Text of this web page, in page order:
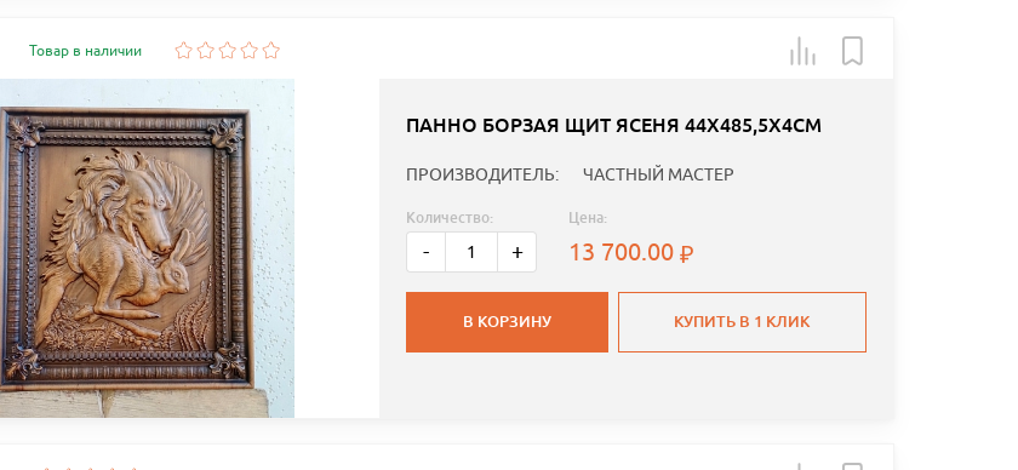
Товар в наличии
ПАННО БОРЗАЯ ЩИТ ЯСЕНЯ 44Х485,5Х4СМ
ПРОИЗВОДИТЕЛЬ: ЧАСТНЫЙ МАСТЕР
Количество:
- +
Цена:
13 700.00
В КОРЗИНУ КУПИТЬ В 1 КЛИК